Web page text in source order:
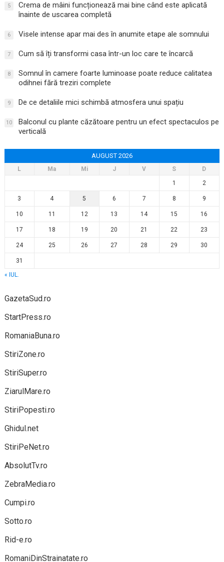
5
Crema de mâini funcționează mai bine când este aplicată
înainte de uscarea completă
6 Visele intense apar mai des în anumite etape ale somnului
7 Cum să îți transformi casa într-un loc care te încarcă
8
Somnul în camere foarte luminoase poate reduce calitatea
odihnei fără treziri complete
9 De ce detaliile mici schimbă atmosfera unui spațiu
10
Balconul cu plante căzătoare pentru un efect spectaculos pe
verticală
AUGUST 2026
L Ma Mi J V S
D
1
2
3 4 5 6 7 8 9
10 11 12 13 14 15 16
17 18 19 20 21 22 23
24 25 26 27 28 29 30
31
« IUL.
GazetaSud.ro
StartPress.ro
RomaniaBuna.ro
StiriZone.ro
StiriSuper.ro
ZiarulMare.ro
StiriPopesti.ro
Ghidul.net
StiriPeNet.ro
AbsolutTv.ro
ZebraMedia.ro
Cumpi.ro
Sotto.ro
Rid-e.ro
RomaniDinStrainatate.ro